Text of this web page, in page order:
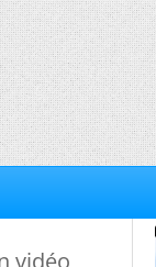
vidéo